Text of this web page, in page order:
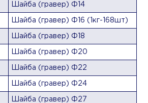
Шайба (гравер) Ф14
Шайба (гравер) Ф16 (1кг-168шт)
Шайба (гравер) Ф18
Шайба (гравер) Ф20
Шайба (гравер) Ф22
Шайба (гравер) Ф24
Шайба (гравер) Ф27